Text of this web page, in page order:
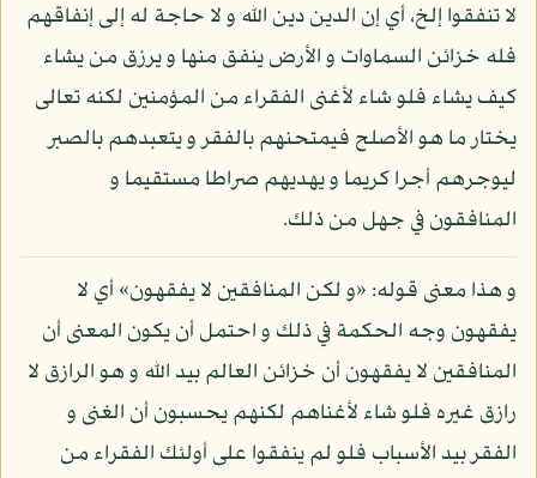
لا تنفقوا إلخ، أي إن الدين دين الله و لا حاجة له إلى إنفاقهم
فله خزائن السماوات و الأرض ينفق منها و يرزق من يشاء
كيف يشاء فلو شاء لأغنى الفقراء من المؤمنين لكنه تعالى
يختار ما هو الأصلح فيمتحنهم بالفقر و يتعبدهم بالصبر
ليوجرهم أجرا كريما و يهديهم صراطا مستقيما و
المنافقون في جهل من ذلك.
و هذا معنى قوله: «و لكن المنافقين لا يفقهون» أي لا
يفقهون وجه الحكمة في ذلك و احتمل أن يكون المعنى أن
المنافقين لا يفقهون أن خزائن العالم بيد الله و هو الرازق لا
رازق غيره فلو شاء لأغناهم لكنهم يحسبون أن الغنى و
الفقر بيد الأسباب فلو لم ينفقوا على أولئك الفقراء من